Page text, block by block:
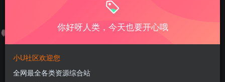
小U站长亲测整理如有问题联系Q1337861109
H5版本+Linux学习手工端+GM充值后台+搭建视
频
你好呀人类，今天也要开心哦
小U社区欢迎您
全网最全各类资源综合站